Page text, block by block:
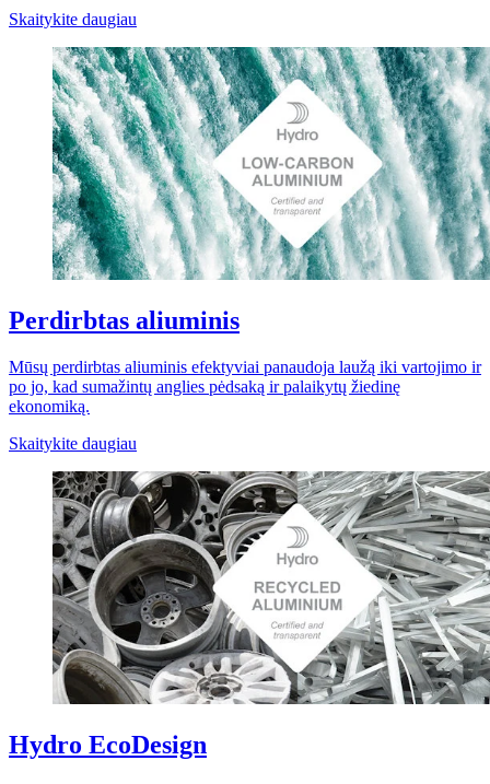
Skaitykite daugiau
Perdirbtas aliuminis
Mūsų perdirbtas aliuminis efektyviai panaudoja laužą iki vartojimo ir
po jo, kad sumažintų anglies pėdsaką ir palaikytų žiedinę
ekonomiką.
Skaitykite daugiau
Hydro EcoDesign